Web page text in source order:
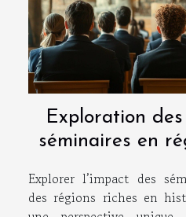
Exploration
séminaires en
Explorer l’impact des
des régions riches en